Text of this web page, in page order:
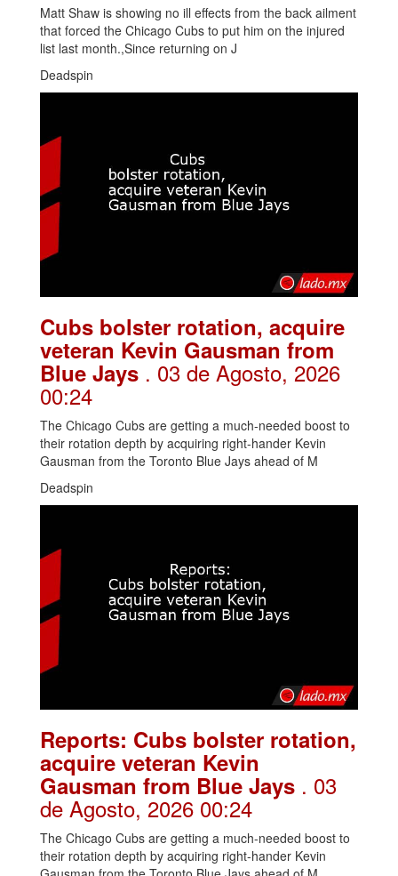
Matt Shaw is showing no ill effects from the back ailment
that forced the Chicago Cubs to put him on the injured
list last month.,Since returning on J
Deadspin
Cubs bolster rotation, acquire
veteran Kevin Gausman from
Blue Jays . 03 de Agosto, 2026
00:24
The Chicago Cubs are getting a much-needed boost to
their rotation depth by acquiring right-hander Kevin
Gausman from the Toronto Blue Jays ahead of M
Deadspin
Reports: Cubs bolster rotation,
acquire veteran Kevin
Gausman from Blue Jays . 03
de Agosto, 2026 00:24
The Chicago Cubs are getting a much-needed boost to
their rotation depth by acquiring right-hander Kevin